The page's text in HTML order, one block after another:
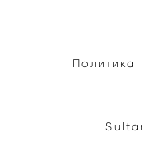
Политика